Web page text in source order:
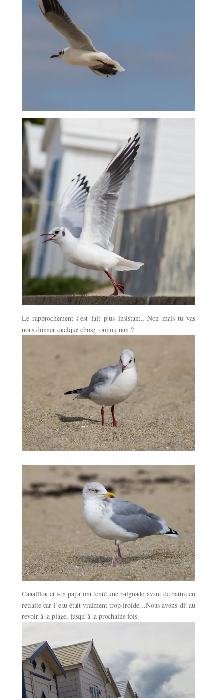
Le rapprochement s’est fait plus insistant…Non mais tu vas
nous donner quelque chose, oui ou non ?
Canaillou et son papa ont tenté une baignade avant de battre en
retraite car l’eau était vraiment trop froide…Nous avons dit au
revoir à la plage, jusqu’à la prochaine fois.